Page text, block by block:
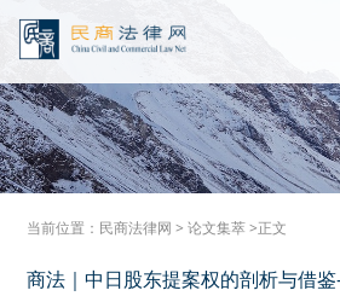
当前位置： 民商法律网 >论文集萃>正文
商法｜中日股东提案权的剖析与借